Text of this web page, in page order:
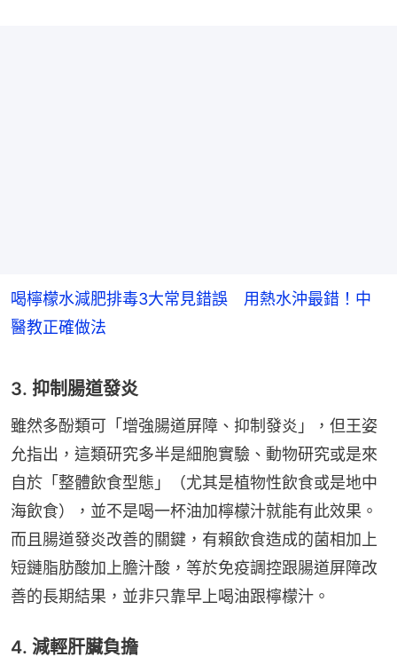
喝檸檬水減肥排毒3大常見錯誤 用熱水沖最錯！中
醫教正確做法
3. 抑制腸道發炎
雖然多酚類可「增強腸道屏障、抑制發炎」，但王姿
允指出，這類研究多半是細胞實驗、動物研究或是來
自於「整體飲食型態」（尤其是植物性飲食或是地中
海飲食），並不是喝一杯油加檸檬汁就能有此效果。
而且腸道發炎改善的關鍵，有賴飲食造成的菌相加上
短鏈脂肪酸加上膽汁酸，等於免疫調控跟腸道屏障改
善的長期結果，並非只靠早上喝油跟檸檬汁。
4. 減輕肝臟負擔